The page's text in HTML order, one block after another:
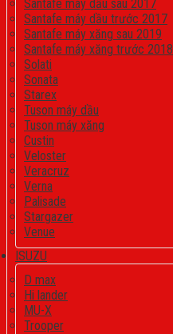
Santafe máy dầu sau 2017
Santafe máy dầu trước 2017
Santafe máy xăng sau 2019
Santafe máy xăng trước 2018
Solati
Sonata
Starex
Tuson máy dầu
Tuson máy xăng
Custin
Veloster
Veracruz
Verna
Palisade
Stargazer
Venue
ISUZU
D max
Hi lander
MU-X
Trooper